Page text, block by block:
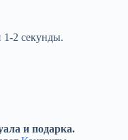
1-2 секунды.
и подарка.